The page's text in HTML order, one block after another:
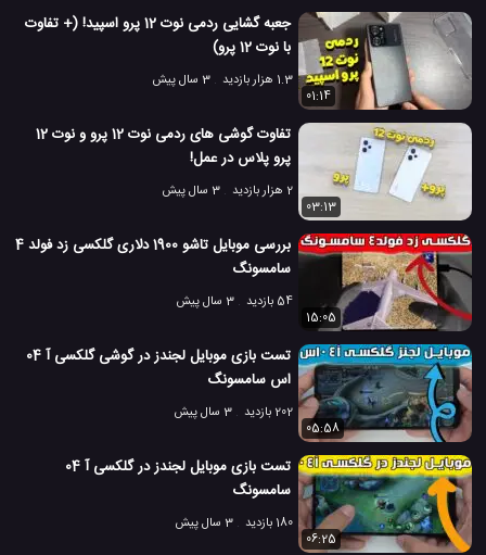
جعبه گشایی ردمی نوت 12 پرو اسپید! (+ تفاوت
با نوت 12 پرو)
1.3 هزار بازدید
3 سال پیش
01:14
تفاوت گوشی های ردمی نوت 12 پرو و نوت 12
پرو پلاس در عمل!
2 هزار بازدید
3 سال پیش
03:13
بررسی موبایل تاشو 1900 دلاری گلکسی زد فولد 4
سامسونگ
54 بازدید
3 سال پیش
15:05
تست بازی موبایل لجندز در گوشی گلکسی آ 04
اس سامسونگ
202 بازدید
3 سال پیش
05:58
تست بازی موبایل لجندز در گلکسی آ 04
سامسونگ
180 بازدید
3 سال پیش
06:25